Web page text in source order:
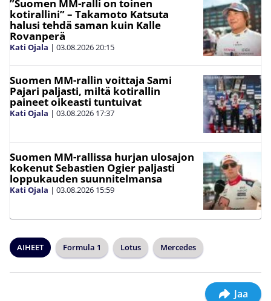
”Suomen MM-ralli on toinen
kotirallini” – Takamoto Katsuta
halusi tehdä saman kuin Kalle
Rovanperä
Kati Ojala | 03.08.202620:15
Suomen MM-rallin voittaja Sami
Pajari paljasti, miltä kotirallin
paineet oikeasti tuntuivat
Kati Ojala | 03.08.2026 17:37
Suomen MM-rallissa hurjan ulosajon
kokenut Sebastien Ogier paljasti
loppukauden suunnitelmansa
Kati Ojala | 03.08.2026 15:59
AIHEET Formula 1 Lotus Mercedes
Jaa